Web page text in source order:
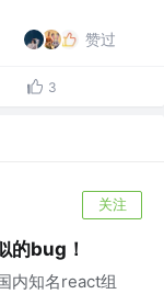
赞过
3
关注
的bug！
内知名react组